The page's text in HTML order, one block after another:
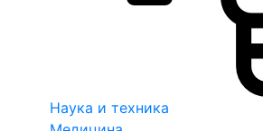
Наука и техника